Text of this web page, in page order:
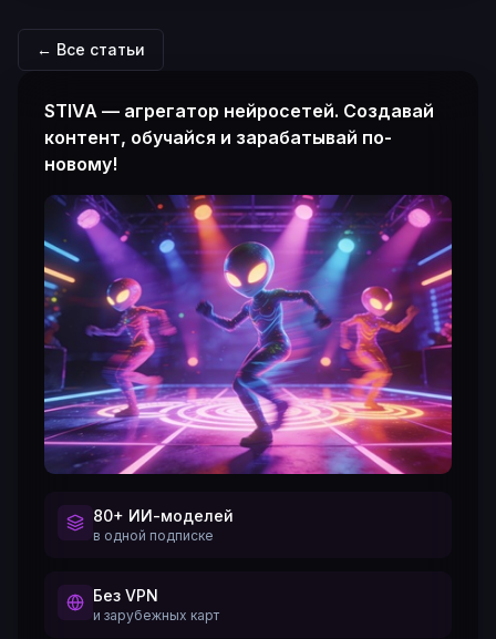
← Все статьи
STIVA — агрегатор нейросетей. Создавай
контент, обучайся и зарабатывай по-
новому!
80+ ИИ-моделей
в одной подписке
Без VPN
и зарубежных карт